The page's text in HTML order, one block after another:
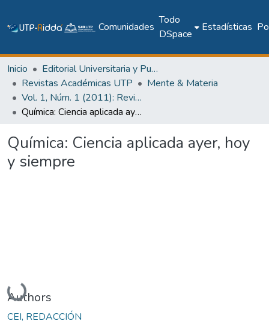
Comunidades
Todo
DSpace
Estadísticas
Inicio
Editorial Universitaria y Publicaciones Seriadas
Revistas Académicas UTP
Mente & Materia
Vol. 1, Núm. 1 (2011): Revista Mente & Materia
Química: Ciencia aplicada ayer, hoy y siempre
Química: Ciencia aplicada ayer, hoy
y siempre
Cargando...
Authors
CEI, REDACCIÓN